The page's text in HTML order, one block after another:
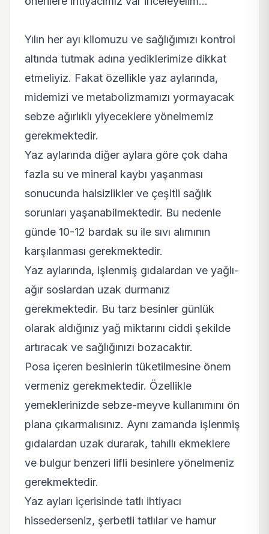
Yılın her ayı kilomuzu ve sağlığımızı kontrol
altında tutmak adına yediklerimize dikkat
etmeliyiz. Fakat özellikle yaz aylarında,
midemizi ve metabolizmamızı yormayacak
sebze ağırlıklı yiyeceklere yönelmemiz
gerekmektedir.
Yaz aylarında diğer aylara göre çok daha
fazla su ve mineral kaybı yaşanması
sonucunda halsizlikler ve çeşitli sağlık
sorunları yaşanabilmektedir. Bu nedenle
günde 10-12 bardak su ile sıvı alımının
karşılanması gerekmektedir.
Yaz aylarında, işlenmiş gıdalardan ve yağlı-
ağır soslardan uzak durmanız
gerekmektedir. Bu tarz besinler günlük
olarak aldığınız yağ miktarını ciddi şekilde
artıracak ve sağlığınızı bozacaktır.
Posa içeren besinlerin tüketilmesine önem
vermeniz gerekmektedir. Özellikle
yemeklerinizde sebze-meyve kullanımını ön
plana çıkarmalısınız. Aynı zamanda işlenmiş
gıdalardan uzak durarak, tahıllı ekmeklere
ve bulgur benzeri lifli besinlere yönelmeniz
gerekmektedir.
Yaz ayları içerisinde tatlı ihtiyacı
hissederseniz, şerbetli tatlılar ve hamur